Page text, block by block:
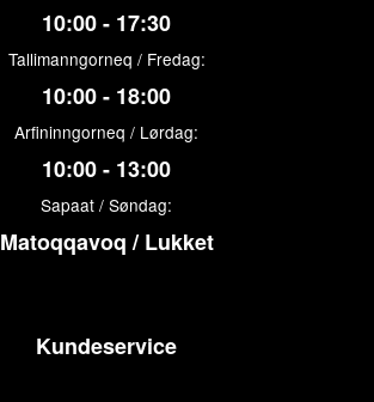
10:00 - 17:30
Tallimanngorneq / Fredag:
10:00 - 18:00
Arfininngorneq / Lørdag:
10:00 - 13:00
Sapaat / Søndag:
Matoqqavoq / Lukket
Kundeservice